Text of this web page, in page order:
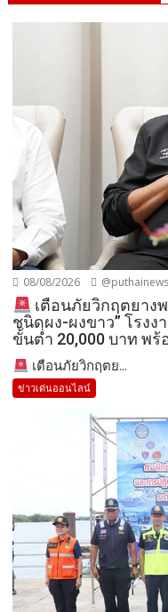
08/08/2026 @puthainews
เตือนภัยวิกฤตยาง
ชนิดผง-ผงขาว” โรง
ขั้นต่ำ 20,000 บาท พ
เตือนภัยวิกฤตย...
ข่าวเด่นออนไลน์